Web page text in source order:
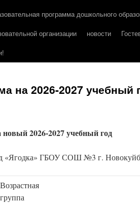
программа дошкольного
организации
новости
на 2026-2027 учебный
2026-2027 учебный год
«Ягодка» ГБОУ СОШ №3 г.
Возрастная
группа